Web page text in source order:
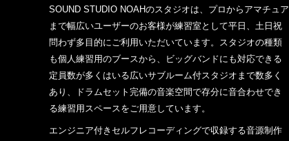
SOUND STUDIO NOAHのスタジオは、プロからアマチュア
まで幅広いユーザーのお客様が練習室として平日、土日祝
問わず多目的にご利用いただいています。スタジオの種類
も個人練習用のブースから、ビッグバンドにも対応できる
定員数が多くはいる広いサブルーム付スタジオまで数多く
あり、ドラムセット完備の音楽空間で存分に音合わせでき
る練習用スペースをご用意しています。
エンジニア付きセルフレコーディングで収録する音源制作